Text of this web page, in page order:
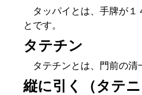
タッパイとは、手牌が１
とです。
タテチン
タテチンとは、門前の清
縦に引く（タテニ